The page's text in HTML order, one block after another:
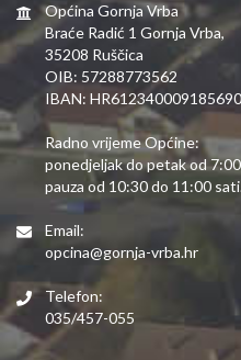
Općina Gornja Vrba
Braće Radić 1 Gornja Vrba,
35208 Ruščica
OIB: 57288773562
IBAN:
Radno vrijeme Općine:
ponedjeljak do petak od
pauza od 10:30 do 11:00
Email:
opcina@gornja-vrba.hr
Telefon:
035/457-055